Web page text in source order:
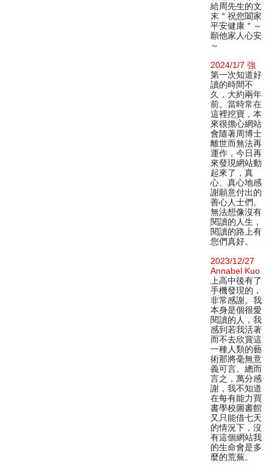
給周先生的文
末＂祝您闔家
平安健康＂～
願他家人心安
～
2024/1/7 強
第一次知道好
讀的時間不
久，大約兩年
前。當時常在
這裡挖寶，本
來很擔心網站
會隨著周博士
離世而無法再
運作，今日再
來發現網站動
起來了，真
心、真心地感
謝願意付出的
善心人士們。
無法想像沒有
閱讀的人生，
閱讀的路上有
您們真好。
2023/12/27
Annabel Kuo
上高中後有了
手機發現的，
非常感謝。我
本身是個很愛
閱讀的人，我
感到若我活著
而不去欣賞這
一種人類的藝
術那將毫無意
義可言。總而
言之，萬分感
謝，我不知道
在每有能力買
書學校圖書館
又只能借七天
的情況下，沒
有這個網站我
的生命會是多
麼的荒蕪。